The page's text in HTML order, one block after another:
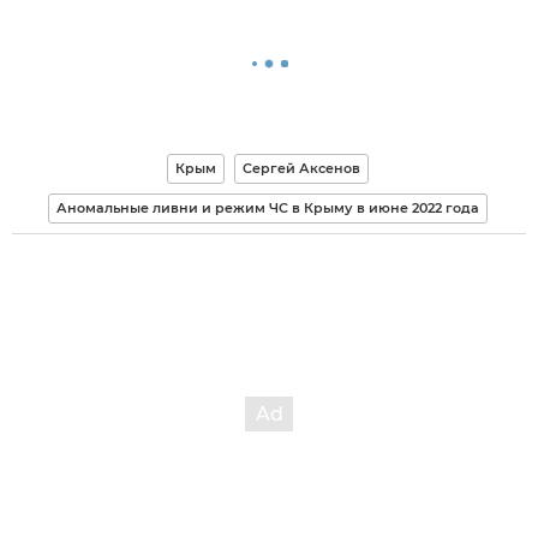
Крым Сергей Аксенов
Аномальные ливни и режим ЧС в Крыму в июне 2022 года